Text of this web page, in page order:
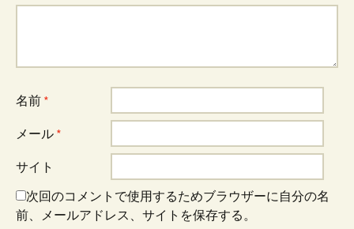
ー
シ
ョ
ン
名前 *
メール *
サイト
次回のコメントで使用するためブラウザーに自分の名
前、メールアドレス、サイトを保存する。